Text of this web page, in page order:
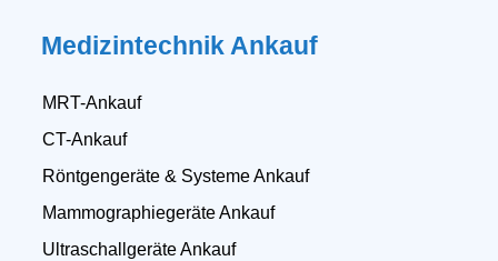
Medizintechnik Ankauf
MRT-Ankauf
CT-Ankauf
Röntgengeräte & Systeme Ankauf
Mammographiegeräte Ankauf
Ultraschallgeräte Ankauf